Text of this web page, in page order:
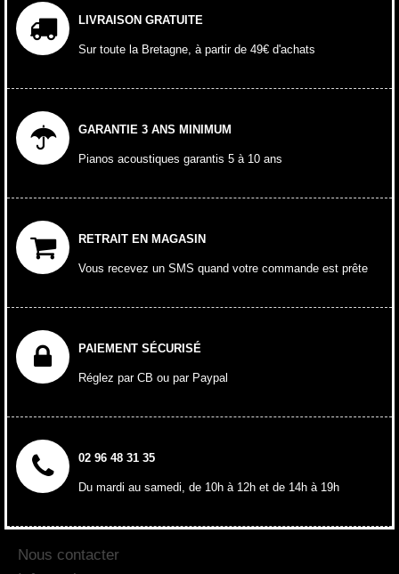
LIVRAISON GRATUITE
Sur toute la Bretagne, à partir de 49€ d'achats
GARANTIE 3 ANS MINIMUM
Pianos acoustiques garantis 5 à 10 ans
RETRAIT EN MAGASIN
Vous recevez un SMS quand votre commande est prête
PAIEMENT SÉCURISÉ
Réglez par CB ou par Paypal
02 96 48 31 35
Du mardi au samedi, de 10h à 12h et de 14h à 19h
Nous contacter